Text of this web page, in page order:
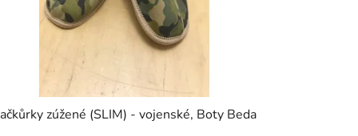
zúžené (SLIM) - vojenské, Boty Beda